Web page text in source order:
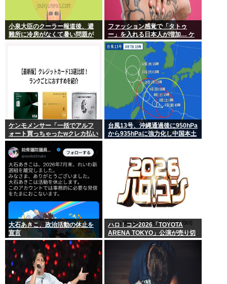
小泉大臣のクーラー報道後、避
難所に冷房がなくて暑い問題が
ファッション感覚で「タトゥ
ー」を入れる日本人が増加… ケ
ンモメンの意見を聞きたい。
ケンモメンサー「一括でアルフ
ォート買っちゃったwクレカ払い
で来月の俺ごめんねー」銀行
「デビットカードなんで即時引
き落としです」
台風13号、沖縄通過後に950hPa
から935hPaに強力化し中国本土
大石あきこ、政治活動の休止を
宣言
ハロ！コン2026「TOYOTA
ARENA TOKYO」公演が売り切
れない